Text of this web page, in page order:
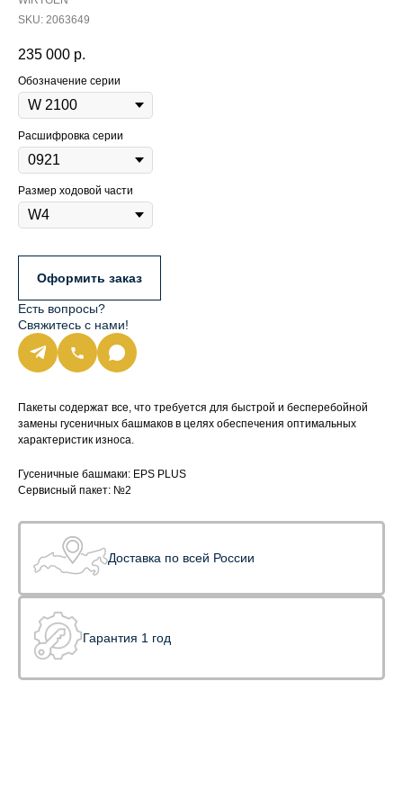
SKU: 2063649
235 000 р.
Обозначение серии
Расшифровка серии
Размер ходовой части
Оформить заказ
Есть вопросы?
Свяжитесь с нами!
Пакеты содержат все, что требуется для быстрой и бесперебойной
замены гусеничных башмаков в целях обеспечения оптимальных
характеристик износа.
Гусеничные башмаки: EPS PLUS
Сервисный пакет: №2
Доставка по всей России
Гарантия 1 год